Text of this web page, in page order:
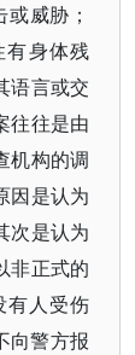
威胁；
身体残
语言或交
往往是由
机构的调
因是认为
次是认为
非正式的
有人受伤
向警方报